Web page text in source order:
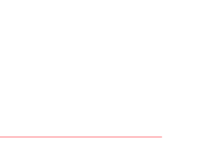
●赤色の痰→のどの粘膜が傷ついて血が混じっているときに出る